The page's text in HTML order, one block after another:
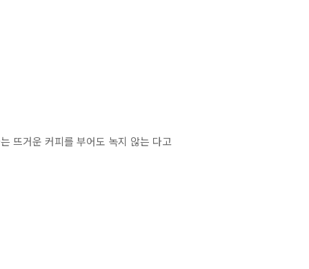
뜨거운 커피를 부어도 녹지 않는 다고